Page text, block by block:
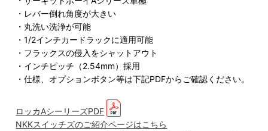
・レバー倒れ角度が大きい
・丸洗い洗浄が可能
・1/2インチカードラックに適用可能
・フラックスの侵入をシャットアウト
・インチピッチ（2.54mm）採用
・仕様、オプションボタン等は下記PDFからご確認ください。
ロッカAシーリーズPDF
NKKスイッチズのご紹介ページはこちら